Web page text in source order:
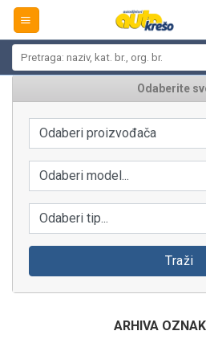
Skip
content
Odaberite
Odaberi proizvođača
Odaberi model...
Odaberi tip...
Traži
ARHIVA